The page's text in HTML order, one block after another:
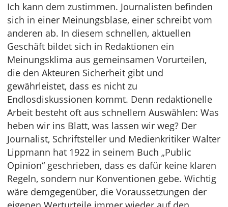
Ich kann dem zustimmen. Journalisten befinden
sich in einer Meinungsblase, einer schreibt vom
anderen ab. In diesem schnellen, aktuellen
Geschäft bildet sich in Redaktionen ein
Meinungsklima aus gemeinsamen Vorurteilen,
die den Akteuren Sicherheit gibt und
gewährleistet, dass es nicht zu
Endlosdiskussionen kommt. Denn redaktionelle
Arbeit besteht oft aus schnellem Auswählen: Was
heben wir ins Blatt, was lassen wir weg? Der
Journalist, Schriftsteller und Medienkritiker Walter
Lippmann hat 1922 in seinem Buch „Public
Opinion“ geschrieben, dass es dafür keine klaren
Regeln, sondern nur Konventionen gebe. Wichtig
wäre demgegenüber, die Voraussetzungen der